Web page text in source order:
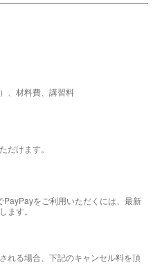
、材料費、講習料
だけます。
をご利用いただくには、最新
ます。
れる場合、下記のキャンセル料を頂